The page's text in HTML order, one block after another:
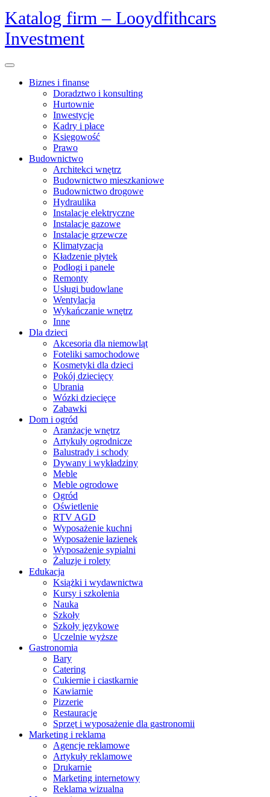
Skip
to
content
Katalog firm – Looydfithcars
Investment
Open
Biznes i finanse
Doradztwo i konsulting
Hurtownie
Inwestycje
Kadry i płace
Księgowość
Prawo
Budownictwo
Architekci wnętrz
Budownictwo mieszkaniowe
Budownictwo drogowe
Hydraulika
Instalacje elektryczne
Instalacje gazowe
Instalacje grzewcze
Klimatyzacja
Kładzenie płytek
Podłogi i panele
Remonty
Usługi budowlane
Wentylacja
Wykańczanie wnętrz
Inne
Dla dzieci
Akcesoria dla niemowląt
Foteliki samochodowe
Kosmetyki dla dzieci
Pokój dziecięcy
Ubrania
Wózki dziecięce
Zabawki
Dom i ogród
Aranżacje wnętrz
Artykuły ogrodnicze
Balustrady i schody
Dywany i wykładziny
Meble
Meble ogrodowe
Ogród
Oświetlenie
RTV AGD
Wyposażenie kuchni
Wyposażenie łazienek
Wyposażenie sypialni
Żaluzje i rolety
Edukacja
Książki i wydawnictwa
Kursy i szkolenia
Nauka
Szkoły
Szkoły językowe
Uczelnie wyższe
Gastronomia
Bary
Catering
Cukiernie i ciastkarnie
Kawiarnie
Pizzerie
Restauracje
Sprzęt i wyposażenie dla gastronomii
Marketing i reklama
Agencje reklamowe
Artykuły reklamowe
Drukarnie
Marketing internetowy
Reklama wizualna